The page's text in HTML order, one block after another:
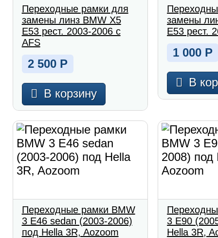
Переходные рамки для
замены линз BMW X5
E53 рест. 2003-2006 с
AFS
2 500 Р
В корзину
замены
E53 рест.
1 000 Р
В
Переходные рамки BMW
3 E46 sedan (2003-2006)
под Hella 3R, Aozoom
3 E90
Hella 3R,